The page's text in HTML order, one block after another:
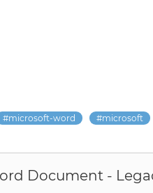
microsoft-word microsoft
Document -